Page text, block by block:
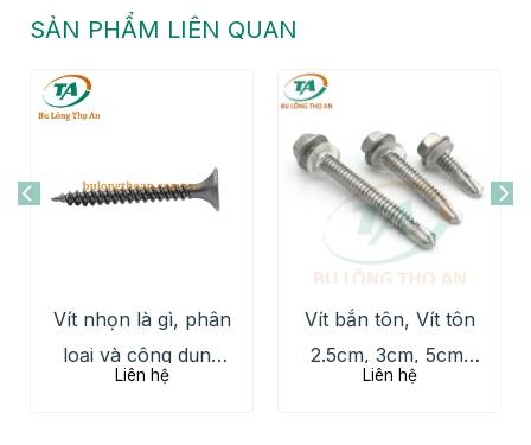
SẢN PHẨM LIÊN QUAN
Vít nhọn là gì, phân
loại và công dụng
chi tiết
Liên hệ
Vít bắn tôn, Vít tôn
2.5cm, 3cm, 5cm,
6cm, 7cm giá tốt
Liên hệ